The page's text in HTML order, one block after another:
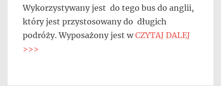
Wykorzystywany jest do tego bus do anglii,
który jest przystosowany do długich
podróży. Wyposażony jest wCZYTAJ DALEJ
>>>